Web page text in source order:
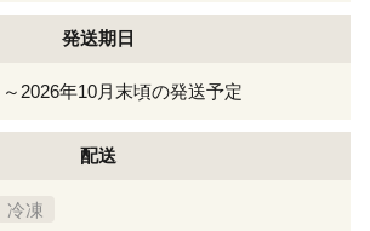
発送期日
2026年10月末頃の発送予定
配送
冷凍